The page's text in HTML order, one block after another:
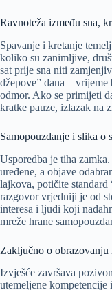
Ravnoteža između sna,
Spavanje i kretanje
koliko su zanimljive,
sat prije sna niti
džepove” dana –
odmor. Ako se primijeti
kratke pauze, izlazak na
Samopouzdanje i slika o
Usporedba je tiha
uređene, a objave
lajkova, potičite standard
razgovor vrjedniji je od
interesa i ljudi koji
mreže hrane
Zaključno o obrazovanju
Izvješće završava
utemeljene kompetencije